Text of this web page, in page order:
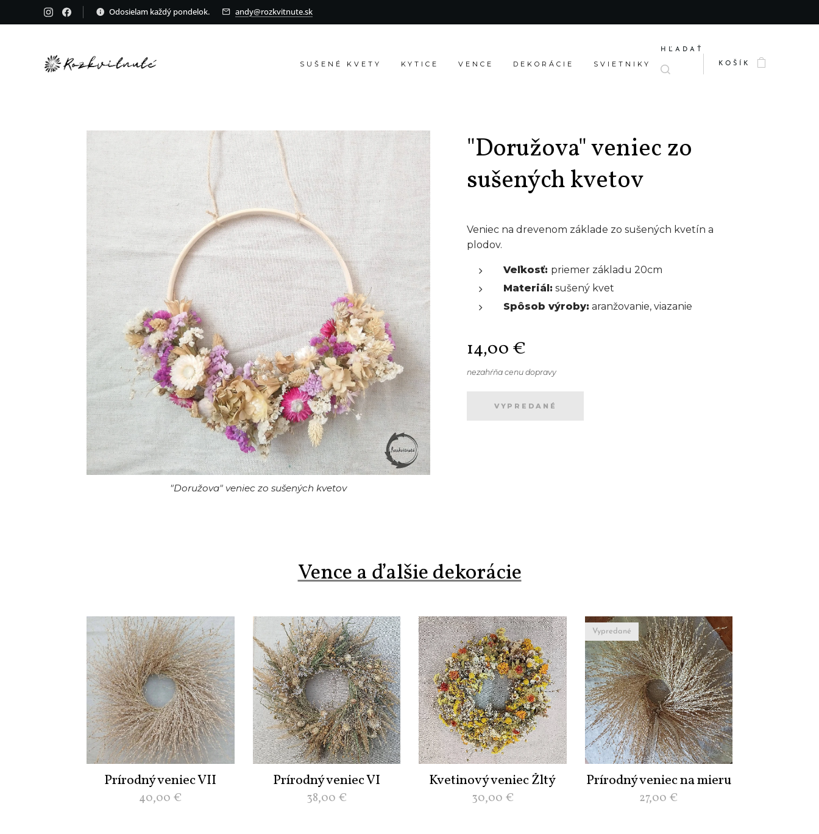
Odosielam každý pondelok. andy@rozkvitnute.sk
SUŠENÉ KVETY KYTICE VENCE DEKORÁCIE SVIETNIKY
HĽADAŤ
KOŠÍK
"Doružova" veniec zo
sušených kvetov
"Doružova" veniec zo sušených kvetov
Veniec na drevenom základe zo sušených kvetín a
plodov.
Veľkosť: priemer základu 20cm
Materiál: sušený kvet
Spôsob výroby: aranžovanie, viazanie
14,00 €
nezahŕňa cenu dopravy
VYPREDANÉ
Vence a ďalšie dekorácie
Prírodný veniec VII
40,00 €
Prírodný veniec VI
38,00 €
Kvetinový veniec Žltý
30,00 €
Prírodný veniec na mieru
Vypredané
27,00 €